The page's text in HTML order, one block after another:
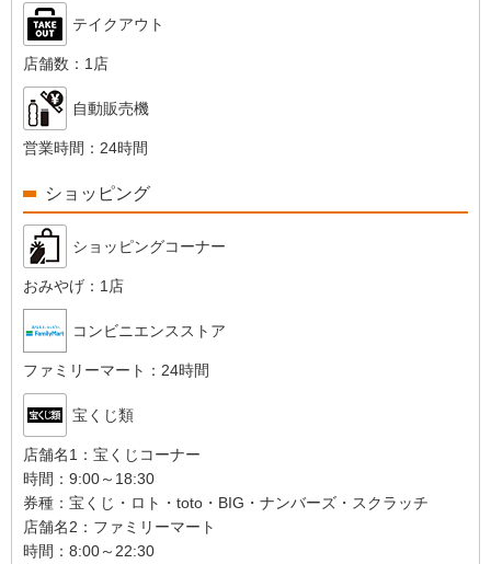
テイクアウト
店舗数： 1店
自動販売機
営業時間： 24時間
ショッピング
ショッピングコーナー
おみやげ： 1店
コンビニエンスストア
ファミリーマート： 24時間
宝くじ類
店舗名1： 宝くじコーナー
時間： 9:00～18:30
券種： 宝くじ・ロト・toto・BIG・ナンバーズ・スクラッチ
店舗名2： ファミリーマート
時間： 8:00～22:30